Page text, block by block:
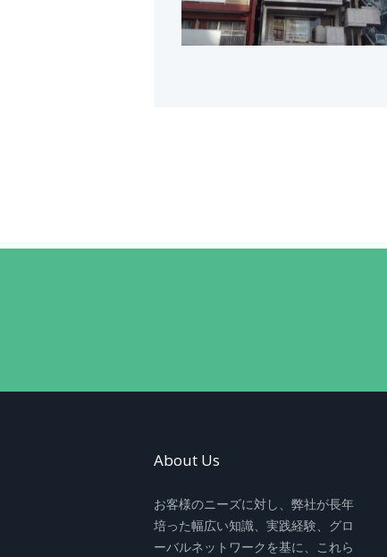
About Us
お客様のニーズに対し、弊社が長年
培った幅広い知識、実践経験、グロ
ーバルネットワークを基に、これら